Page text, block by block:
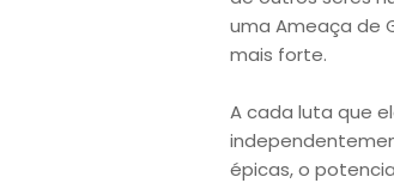
uma Ameaça de
mais forte.
A cada luta que
épicas, o